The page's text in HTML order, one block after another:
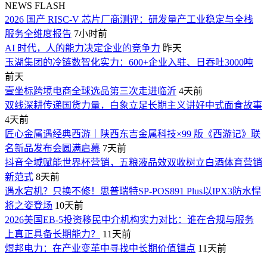
NEWS FLASH
2026 国产 RISC-V 芯片厂商测评：研发量产工业稳定与全栈
服务全维度报告 7小时前
AI 时代，人的能力决定企业的竞争力 昨天
玉湖集团的冷链数智化实力：600+企业入驻、日吞吐3000吨
前天
壹坐标跨境电商全球选品第三次走进临沂 4天前
双线深耕传递国货力量，白象立足长期主义讲好中式面食故事
4天前
匠心金属遇经典西游｜陕西东吉金属科技×99 版《西游记》联
名新品发布会圆满启幕 7天前
抖音全域赋能世界杯营销，五粮液品效双收树立白酒体育营销
新范式 8天前
遇水宕机？只换不修！思普瑞特SP-POS891 Plus以IPX3防水悍
将之姿登场 10天前
2026美国EB-5投资移民中介机构实力对比：谁在合规与服务
上真正具备长期能力？
11天前
煜邦电力：在产业变革中寻找中长期价值锚点 11天前